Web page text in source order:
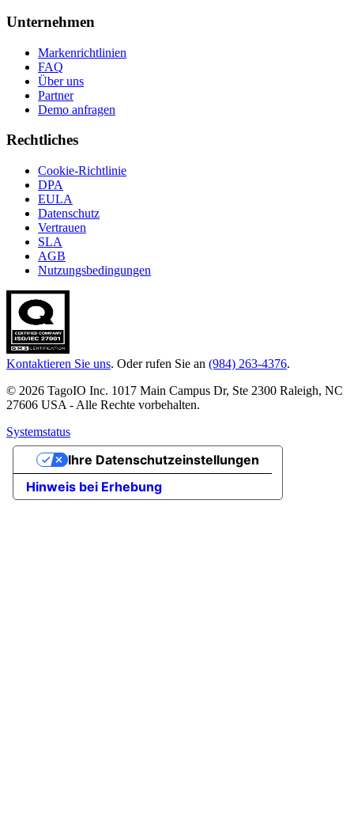
Unternehmen
Markenrichtlinien
FAQ
Über uns
Partner
Demo anfragen
Rechtliches
Cookie-Richtlinie
DPA
EULA
Datenschutz
Vertrauen
SLA
AGB
Nutzungsbedingungen
Kontaktieren Sie uns. Oder rufen Sie an (984) 263-4376.
© 2026 TagoIO Inc. 1017 Main Campus Dr, Ste 2300 Raleigh, NC
27606 USA - Alle Rechte vorbehalten.
Systemstatus
Hinweis bei Erhebung
Ihre Datenschutzeinstellungen